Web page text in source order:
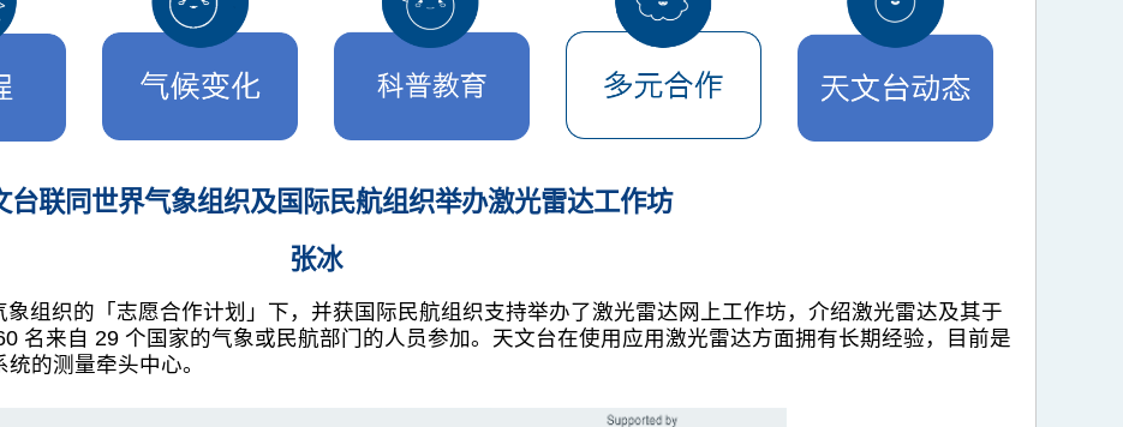
台联同世界气象组织及国际民航组织举办激光雷达工作坊
张冰
组织的「志愿合作计划」下，并获国际民航组织支持举办了激光雷达网上工作坊，介绍激光雷达及其于
名来自 29 个国家的气象或民航部门的人员参加。天文台在使用应用激光雷达方面拥有长期经验，目前是
的测量牵头中心。